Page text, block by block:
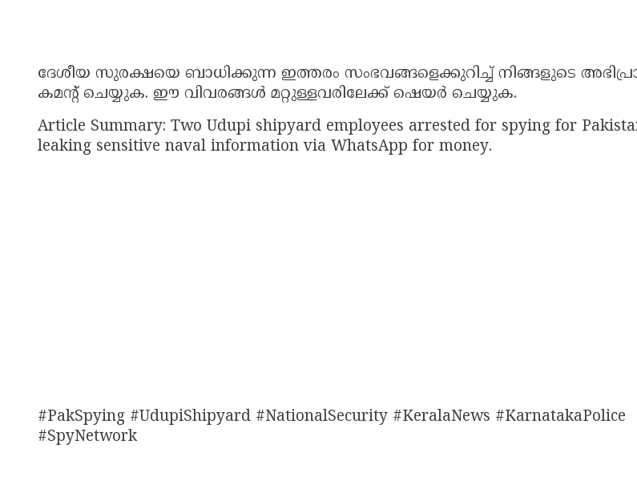
ദേശീയ സുരക്ഷയെ ബാധിക്കുന്ന ഇത്തരം സംഭവങ്ങളെക്കുറിച്ച് നിങ്ങളുടെ
കമൻ്റ് ചെയ്യുക. ഈ വിവരങ്ങൾ മറ്റുള്ളവരിലേക്ക് ഷെയർ ചെയ്യുക.
Article Summary: Two Udupi shipyard employees arrested for spying for
leaking sensitive naval information via WhatsApp for money.
#PakSpying #UdupiShipyard #NationalSecurity #KeralaNews #KarnatakaPolice
#SpyNetwork